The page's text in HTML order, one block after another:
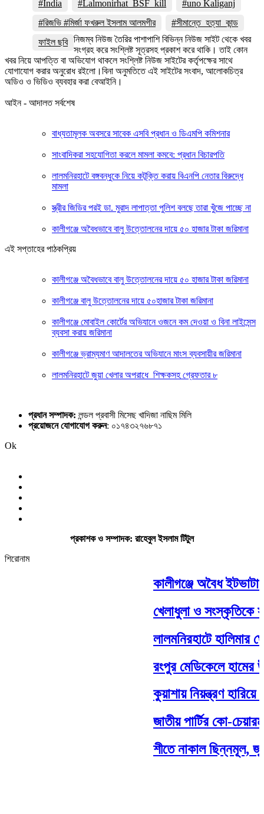
#India #Lalmonirhat_BSF_kill
#uno Kaliganj
#রিজভি #মির্জা ফখরুল ইসলাম আলমগীর
#সীমান্তে_হত্যা_কান্ড
ফাইল ছবি নিজম্ব নিউজ তৈরির পাশাপাশি বিভিন্ন নিউজ সাইট থেকে খবর
সংগ্রহ করে সংশ্লিষ্ট সূত্রসহ প্রকাশ করে থাকি। তাই কোন
খবর নিয়ে আপত্তি বা অভিযোগ থাকলে সংশ্লিষ্ট নিউজ সাইটের কর্তৃপক্ষের সাথে
যোগাযোগ করার অনুরোধ রইলো।বিনা অনুমতিতে এই সাইটের সংবাদ, আলোকচিত্র
অডিও ও ভিডিও ব্যবহার করা বেআইনি।
আইন - আদালত সর্বশেষ
বাধ্যতামূলক অবসরে সাবেক এসবি প্রধান ও ডিএমপি কমিশনার
সাংবাদিকরা সহযোগিতা করলে মামলা কমবে: প্রধান বিচারপতি
লালমনিরহাটে বঙ্গবন্ধুকে নিয়ে কটূক্তি করায় বিএনপি নেতার বিরুদ্ধে
মামলা
স্ত্রীর জিডির পরই ডা. মুরাদ লাপাত্তা পুলিশ বলছে তারা খুঁজে পাচ্ছে না
কালীগঞ্জে অবৈধভাবে বালু উত্তোলনের দায়ে ৫০ হাজার টাকা জরিমানা
এই সপ্তাহের পাঠকপ্রিয়
কালীগঞ্জে অবৈধভাবে বালু উত্তোলনের দায়ে ৫০ হাজার টাকা জরিমানা
কালীগঞ্জে বালু উত্তোলনের দায়ে ৫০হাজার টাকা জরিমানা
কালীগঞ্জে মোবাইল কোর্টের অভিযানে ওজনে কম দেওয়া ও বিনা লাইসেন্স
ব্যবসা করায় জরিমানা
কালীগঞ্জে ভ্রাম্যমাণ আদালতের অভিযানে মাংস ব্যবসায়ীর জরিমানা
লালমনিরহাটে জুয়া খেলার অপরাধে শিক্ষকসহ গ্রেফতার ৮
প্রধান সম্পাদক: লন্ডল প্রবাসী মিসেছ খাদিজা নাছিম মিলি
প্রয়োজনে যোগাযোগ করুন: ০১৭৪৩২৭৬৮৭১
Ok
প্রকাশক ও সম্পাদক: রাহেবুল ইসলাম টিটুল
শিরোনাম
কালীগঞ্জে অবৈধ ইটভাটায় ৭
খেলাধুলা ও সংস্কৃতিকে
লালমনিরহাটে হালিমার
রংপুর মেডিকেলে হামের
কুয়াশায় নিয়ন্ত্রণ হারিয়ে
জাতীয় পার্টির কো-
শীতে নাকাল ছিন্নমূল,